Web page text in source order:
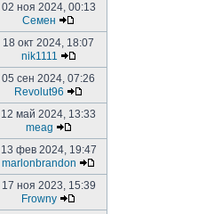
02 ноя 2024, 00:13
Семен
18 окт 2024, 18:07
nik1111
05 сен 2024, 07:26
Revolut96
12 май 2024, 13:33
meag
13 фев 2024, 19:47
marlonbrandon
17 ноя 2023, 15:39
Frowny